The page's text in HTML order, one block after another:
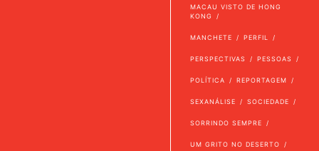
MACAU VISTO DE HONG
KONG
MANCHETE PERFIL
PERSPECTIVAS PESSOAS
POLÍTICA REPORTAGEM
SEXANÁLISE SOCIEDADE
SORRINDO SEMPRE
UM GRITO NO DESERTO